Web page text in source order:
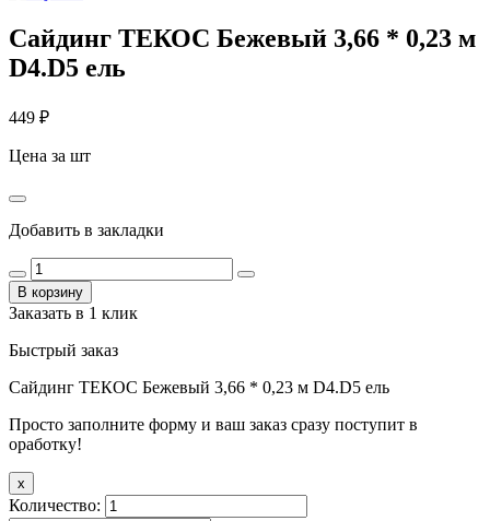
Сайдинг ТЕКОС Бежевый 3,66 * 0,23 м
D4.D5 ель
449 ₽
Цена за шт
Добавить в закладки
В корзину
Заказать в 1 клик
Быстрый заказ
Сайдинг ТЕКОС Бежевый 3,66 * 0,23 м D4.D5 ель
Просто заполните форму и ваш заказ сразу поступит в
оработку!
x
Количество: